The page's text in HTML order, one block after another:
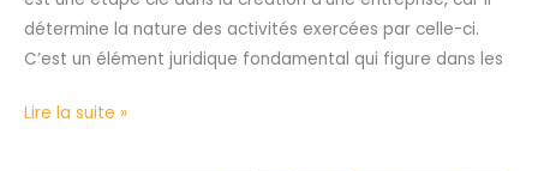
détermine la nature des activités exercées par celle-ci.
C’est un élément juridique fondamental qui figure dans les
Lire la suite »